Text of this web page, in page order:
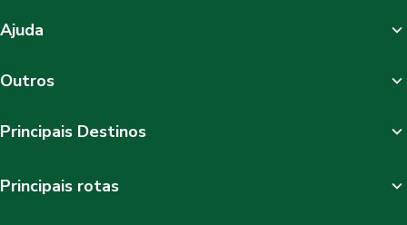
Ajuda
Outros
Principais Destinos
Principais rotas